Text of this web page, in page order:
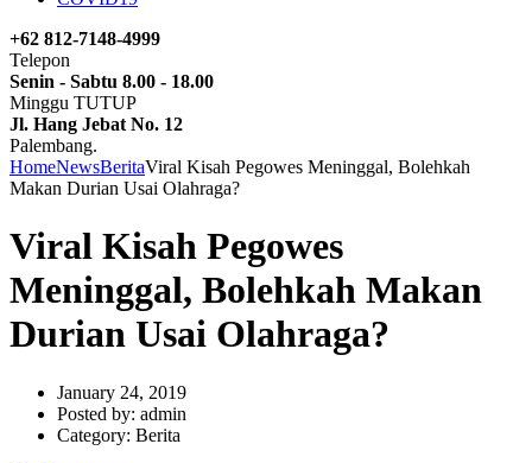
+62 812-7148-4999
Telepon
Senin - Sabtu 8.00 - 18.00
Minggu TUTUP
Jl. Hang Jebat No. 12
Palembang.
HomeNewsBeritaViral Kisah Pegowes Meninggal, Bolehkah
Makan Durian Usai Olahraga?
Viral Kisah Pegowes
Meninggal, Bolehkah Makan
Durian Usai Olahraga?
January 24, 2019
Posted by: admin
Category: Berita